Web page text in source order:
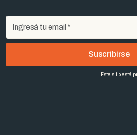
Suscribirse
Este sitio está